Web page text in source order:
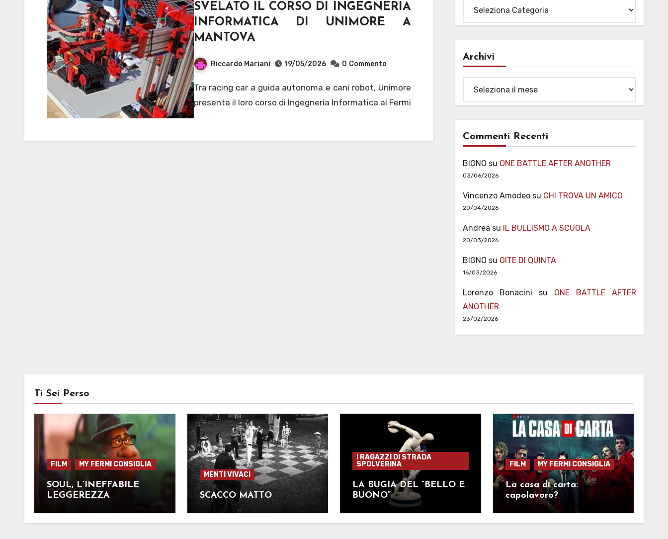
SVELATO IL CORSO DI INGEGNERIA
INFORMATICA DI UNIMORE A
MANTOVA
Riccardo Mariani 19/05/2026 0 Commento
Tra racing car a guida autonoma e cani robot, Unimore
presenta il loro corso di Ingegneria Informatica al Fermi
Archivi
Commenti Recenti
BIGNO su ONE BATTLE AFTER ANOTHER
03/06/2026
Vincenzo Amodeosu CHI TROVA UN AMICO
20/04/2026
Andrea su IL BULLISMO A SCUOLA
20/03/2026
BIGNO su GITE DI QUINTA
16/03/2026
Lorenzo Bonacini su ONE BATTLE AFTER
ANOTHER
23/02/2026
Ti Sei Perso
FILM MY FERMI CONSIGLIA
SOUL, L’INEFFABILE
LEGGEREZZA
MENTI VIVACI
SCACCO MATTO
I RAGAZZI DI STRADA
SPOLVERINA
LA BUGIA DEL “BELLO E
BUONO”
FILM MY FERMI CONSIGLIA
La casa di carta:
capolavoro?